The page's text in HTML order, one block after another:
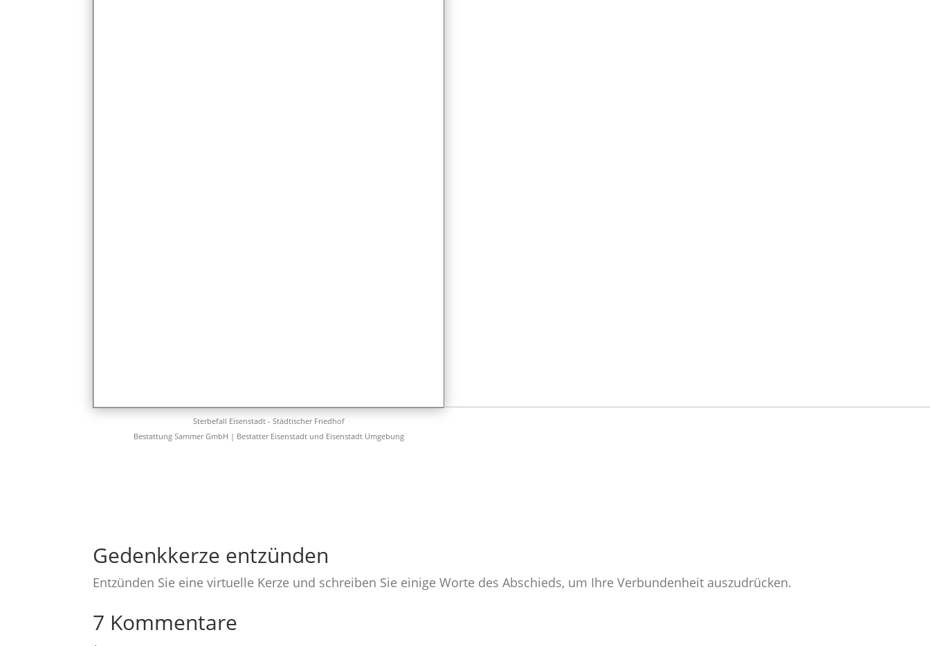
Sterbefall Eisenstadt - Städtischer Friedhof
Bestattung Sammer GmbH | Bestatter Eisenstadt und Eisenstadt Umgebung
Gedenkkerze entzünden
Entzünden Sie eine virtuelle Kerze und schreiben Sie einige Worte des Abschieds, um Ihre Verbundenheit auszudrücken.
7 Kommentare